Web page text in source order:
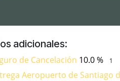
adicionales:
de Cancelación 10.0 %
Aeropuerto de Santiago